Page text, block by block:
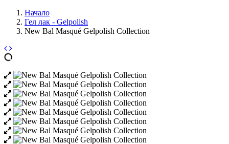
Начало
Гел лак - Gelpolish
New Bal Masqué Gelpolish Collection